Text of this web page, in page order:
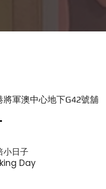
將軍澳中心地下G42號舖
小日子
Day